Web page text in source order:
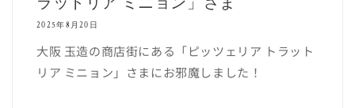
2025年8月20日
大阪 玉造の商店街にある「ピッツェリア トラット
リア ミニョン」さまにお邪魔しました！